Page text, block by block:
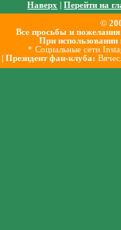
Наверх |Перейти на
©
Все просьбы и
При использовании
* Социальные сети
| Президент фан-клуба: